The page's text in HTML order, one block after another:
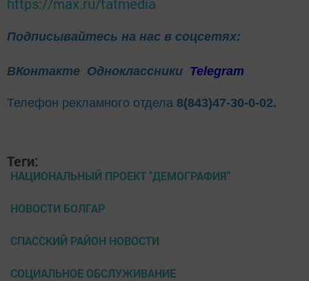
Подписывайтесь на нас в соцсетях:
ВКонтакте Одноклассники Telegram
Телефон рекламного отдела 8(843)47-30-0-02.
Теги:
НАЦИОНАЛЬНЫЙ ПРОЕКТ "ДЕМОГРАФИЯ"
НОВОСТИ БОЛГАР
СПАССКИЙ РАЙОН НОВОСТИ
СОЦИАЛЬНОЕ ОБСЛУЖИВАНИЕ